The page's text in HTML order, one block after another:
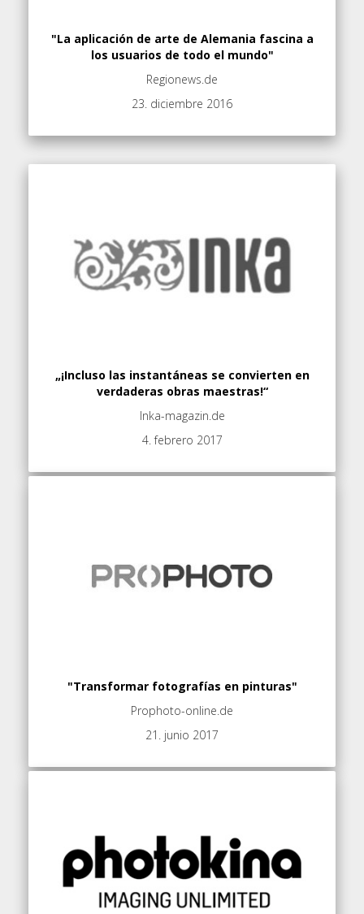
"La aplicación de arte de Alemania fascina a
los usuarios de todo el mundo"
Regionews.de
23. diciembre 2016
„¡Incluso las instantáneas se convierten en
verdaderas obras maestras!“
Inka-magazin.de
4. febrero 2017
"Transformar fotografías en pinturas"
Prophoto-online.de
21. junio 2017